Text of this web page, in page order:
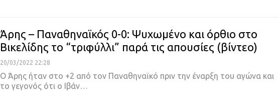
Άρης – Παναθηναϊκός 0-0: Ψυχωμένο και όρθιο στο
Βικελίδης το “τριφύλλι” παρά τις απουσίες (βίντεο)
20/03/2022 22:28
Ο Άρης ήταν στο +2 από τον Παναθηναϊκό πριν την έναρξη του αγώνα και
το γεγονός ότι ο Ιβάν…